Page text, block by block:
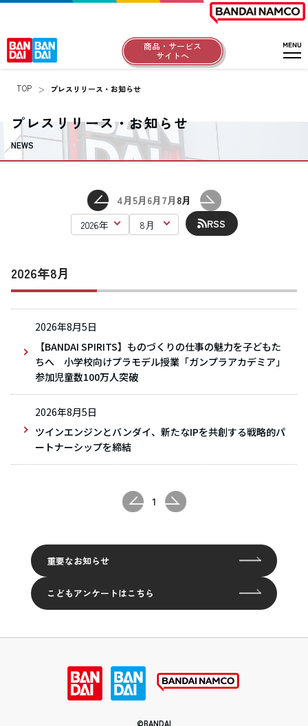
商品・サービス
サイトへ
TOP プレスリリース・お知らせ
プレスリリース・お知らせ
NEWS
4月5月 6月 7月 8月
RSS
2026年8月
2026年8月5日
【BANDAI SPIRITS】ものづくりの仕事の魅力を子どもた
ちへ 小学校向けプラモデル授業「ガンプラアカデミア」
参加児童数100万人突破
2026年8月5日
ツインエンジンとバンダイ、新たなIPを共創する戦略的パ
ートナーシップを締結
1
重要なお知らせ
こどもアンケートはこちら
©BANDAI